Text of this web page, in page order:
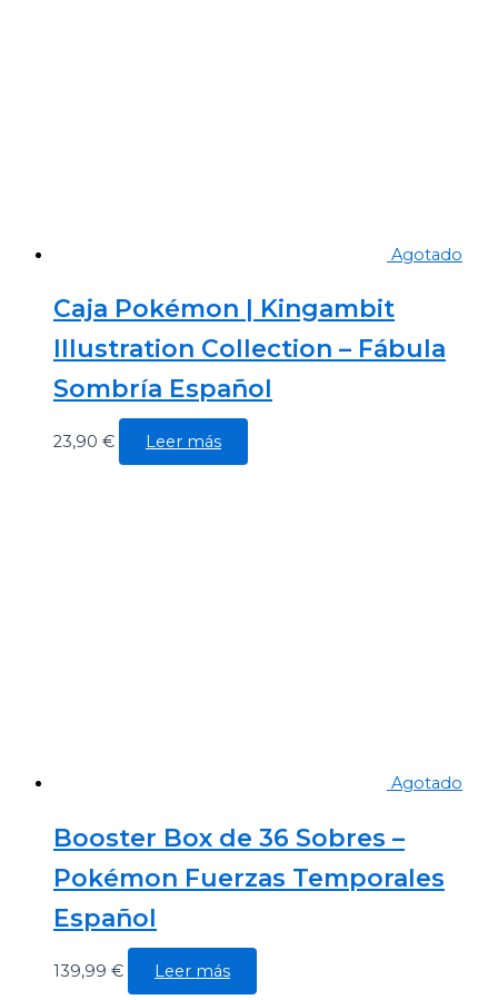
Agotado
Caja Pokémon | Kingambit
Illustration Collection – Fábula
Sombría Español
23,90 € Leer más
Agotado
Booster Box de 36 Sobres –
Pokémon Fuerzas Temporales
Español
139,99 € Leer más